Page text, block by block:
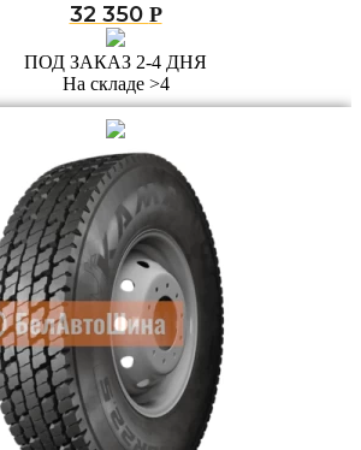
32 350 Р
ПОД ЗАКАЗ 2-4 ДНЯ
На складе >4